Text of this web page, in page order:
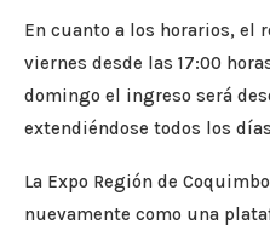
En cuanto a los horarios, el
viernes desde las 17:00
domingo el ingreso será
extendiéndose todos los
La Expo Región de
nuevamente como una